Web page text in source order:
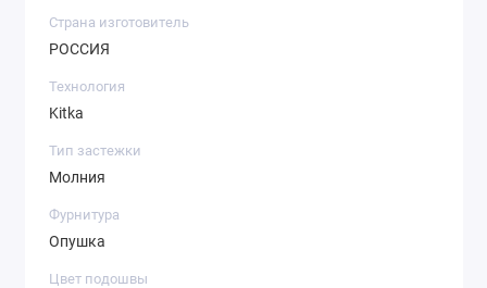
Страна изготовитель
РОССИЯ
Технология
Kitka
Тип застежки
Молния
Фурнитура
Опушка
Цвет подошвы